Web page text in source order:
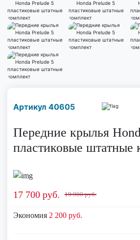
Артикул 40605
Передние крылья
пластиковые штатные
17 700 руб. 19 900 руб.
Экономия 2 200 руб.